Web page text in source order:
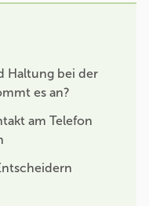
Haltung bei der
es an?
am Telefon